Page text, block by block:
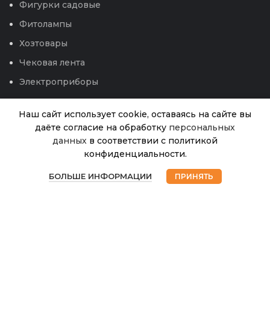
Фигурки садовые
Фитолампы
Хозтовары
Чековая лента
Электроприборы
Наш сайт использует cookie, оставаясь на сайте вы
даёте согласие на обработку персональных
данных в соответствии с политикой
конфиденциальности.
БОЛЬШЕ ИНФОРМАЦИИ ПРИНЯТЬ
Набор
Поталь
бутон
черн из800.00₽
наличии
Магазин Избранное Корзина Мой аккаунт